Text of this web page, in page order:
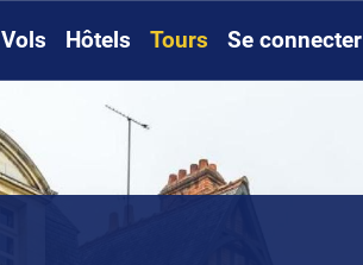
Vols Hôtels Tours Se connecter